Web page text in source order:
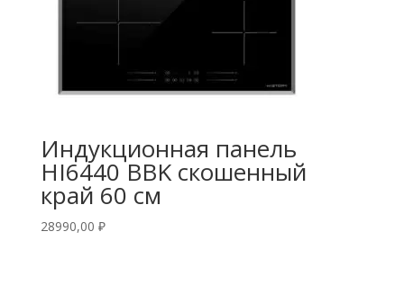
Индукционная панель
HI6440 BBK скошенный
край 60 см
28990,00 ₽